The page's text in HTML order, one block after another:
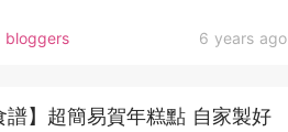
bloggers 6 years ago
譜】超簡易賀年糕點 自家製好